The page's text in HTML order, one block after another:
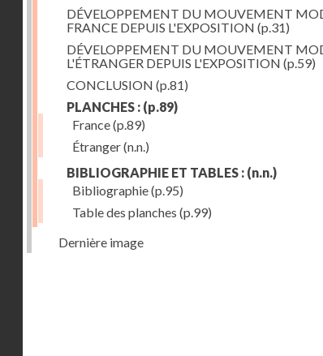
DÉVELOPPEMENT DU MOUVEMENT
FRANCE DEPUIS L'EXPOSITION (p.31)
DÉVELOPPEMENT DU MOUVEMENT
L'ÉTRANGER DEPUIS L'EXPOSITION (p.59)
CONCLUSION (p.81)
PLANCHES : (p.89)
France(p.89)
Étranger(n.n.)
BIBLIOGRAPHIE ET TABLES : (n.n.)
Bibliographie(p.95)
Table des planches (p.99)
Dernière image